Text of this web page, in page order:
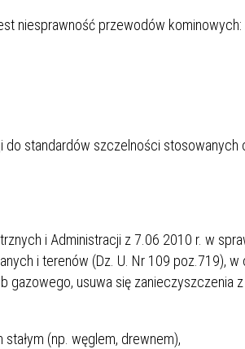
niesprawność przewodów
standardów szczelności stosowanych
i Administracji z 7.06 2010 r. w
i terenów (Dz. U. Nr 109 poz.719),
gazowego, usuwa się zanieczyszczenia
(np. węglem, drewnem),